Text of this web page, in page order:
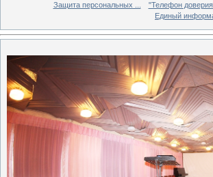
Защита персональных ...
"Телефон
Единый